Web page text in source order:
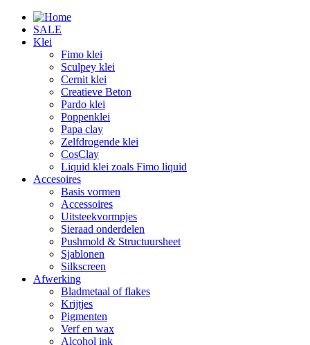
SALE
Klei
Fimo klei
Sculpey klei
Cernit klei
Creatieve Beton
Pardo klei
Poppenklei
Papa clay
Zelfdrogende klei
CosClay
Liquid klei zoals Fimo liquid
Accesoires
Basis vormen
Accessoires
Uitsteekvormpjes
Sieraad onderdelen
Pushmold & Structuursheet
Sjablonen
Silkscreen
Afwerking
Bladmetaal of flakes
Krijtjes
Pigmenten
Verf en wax
Alcohol ink